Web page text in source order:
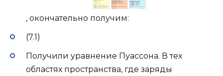
, окончательно получим:
(7.1)
Получили уравнение Пуассона. В тех
областях пространства, где заряды